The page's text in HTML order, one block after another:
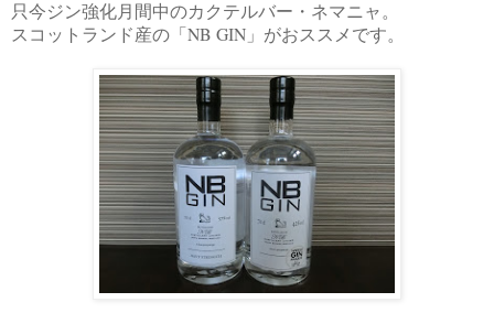
只今ジン強化月間中のカクテルバー・ネマニャ。
スコットランド産の「 NB GIN 」がおススメです。